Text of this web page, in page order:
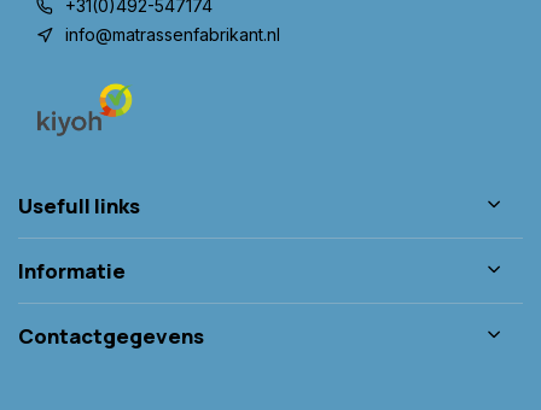
+31(0)492-547174
info@matrassenfabrikant.nl
Usefull links
Informatie
Contactgegevens